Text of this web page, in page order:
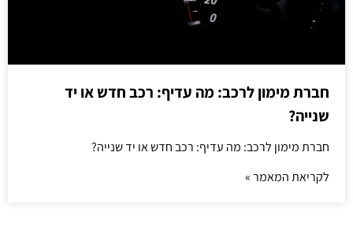
חברת מימון לרכב: מה עדיף: רכב חדש או יד
שנייה?
חברת מימון לרכב: מה עדיף: רכב חדש או יד שנייה?
לקריאת המאמר »